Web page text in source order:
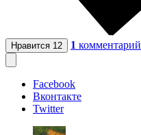
Нравится 12 1 комментарий
Facebook
Вконтакте
Twitter